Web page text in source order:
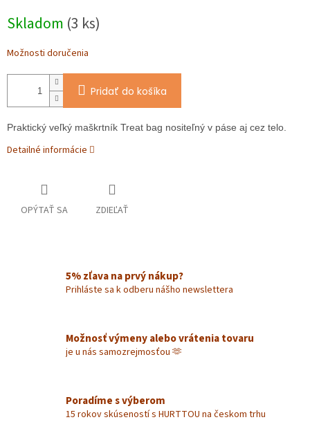
cena:
Skladom (3 ks)
Možnosti doručenia
Pridať do košíka
Praktický veľký maškrtník Treat bag nositeľný v páse aj cez telo.
Detailné informácie
OPÝTAŤ SA ZDIEĽAŤ
5% zľava na prvý nákup?
Prihláste sa k odberu nášho newslettera
Možnosť výmeny alebo vrátenia tovaru
je u nás samozrejmosťou 🫶
Poradíme s výberom
15 rokov skúseností s HURTTOU na českom trhu